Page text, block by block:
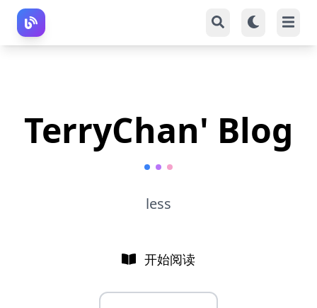
TerryChan' Blog
less
开始阅读